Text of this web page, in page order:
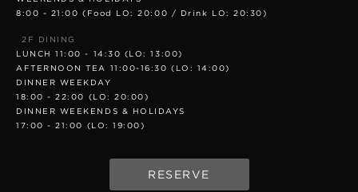
8:00 - 21:00 (Food LO: 20:00 / Drink LO: 20:30)
2F DINING
LUNCH 11:00 - 14:30 (LO: 13:00)
AFTERNOON TEA 11:00-16:30 (LO: 14:00)
DINNER WEEKDAY
18:00 - 22:00 (LO: 20:00)
DINNER WEEKENDS & HOLIDAYS
17:00 - 21:00 (LO: 19:00)
RESERVE